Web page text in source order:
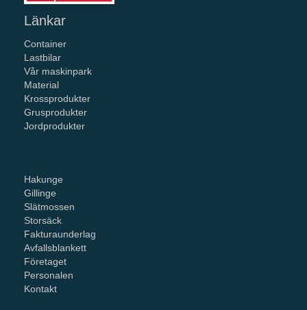
Länkar
Container
Lastbilar
Vår maskinpark
Material
Krossprodukter
Grusprodukter
Jordprodukter
Hakunge
Gillinge
Slätmossen
Storsäck
Fakturaunderlag
Avfallsblankett
Företaget
Personalen
Kontakt